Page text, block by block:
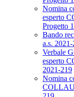
Nomina
esperto
Progetto
Bando
a.s.
Verbale
esperto
2021-219
Nomina